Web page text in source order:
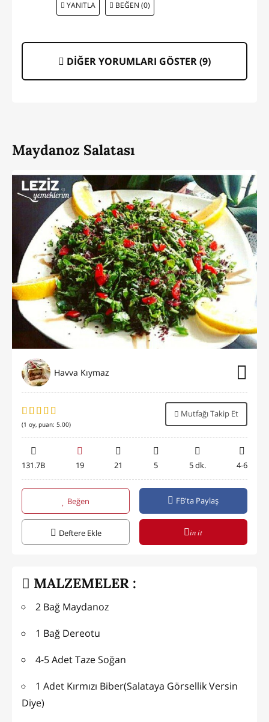
YANITLA BEĞEN (0)
DİĞER YORUMLARI GÖSTER (9)
Maydanoz Salatası
Havva Kıymaz
(1 oy, puan: 5.00)
Mutfağı Takip Et
131.7B 19 21 5 5 dk. 4-6
Beğen FB'ta Paylaş
Deftere Ekle in it
MALZEMELER :
2 Bağ Maydanoz
1 Bağ Dereotu
4-5 Adet Taze Soğan
1 Adet Kırmızı Biber(Salataya Görsellik Versin
Diye)